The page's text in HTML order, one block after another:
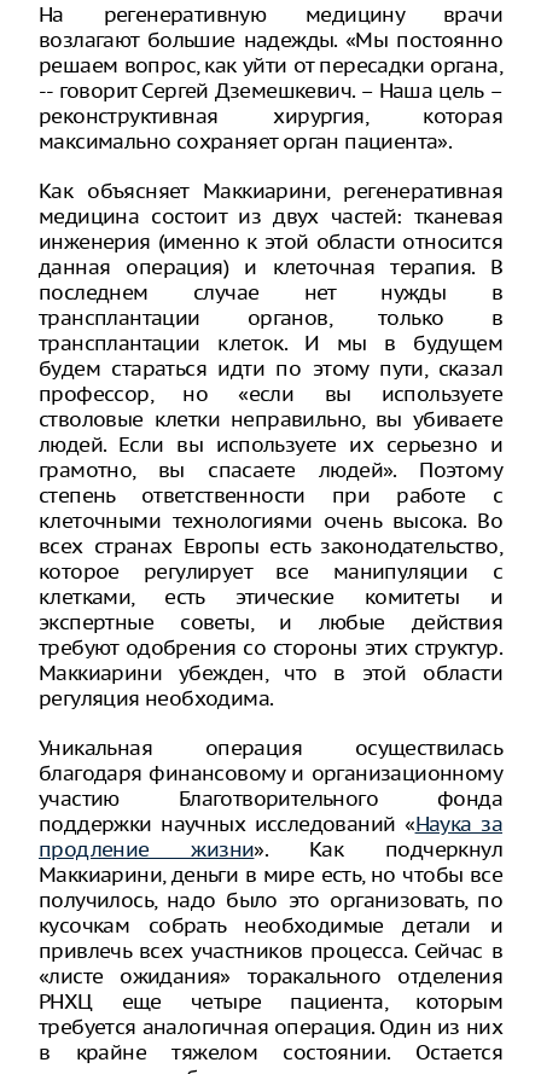
На регенеративную медицину врачи
возлагают большие надежды. «Мы постоянно
решаем вопрос, как уйти от пересадки органа,
-- говорит Сергей Дземешкевич. – Наша цель –
реконструктивная хирургия, которая
максимально сохраняет орган пациента».
Как объясняет Маккиарини, регенеративная
медицина состоит из двух частей: тканевая
инженерия (именно к этой области относится
данная операция) и клеточная терапия. В
последнем случае нет нужды в
трансплантации органов, только в
трансплантации клеток. И мы в будущем
будем стараться идти по этому пути, сказал
профессор, но «если вы используете
стволовые клетки неправильно, вы убиваете
людей. Если вы используете их серьезно и
грамотно, вы спасаете людей». Поэтому
степень ответственности при работе с
клеточными технологиями очень высока. Во
всех странах Европы есть законодательство,
которое регулирует все манипуляции с
клетками, есть этические комитеты и
экспертные советы, и любые действия
требуют одобрения со стороны этих структур.
Маккиарини убежден, что в этой области
регуляция необходима.
Уникальная операция осуществилась
благодаря финансовому и организационному
участию Благотворительного фонда
поддержки научных исследований «Наука за
продление жизни». Как подчеркнул
Маккиарини, деньги в мире есть, но чтобы все
получилось, надо было это организовать, по
кусочкам собрать необходимые детали и
привлечь всех участников процесса. Сейчас в
«листе ожидания» торакального отделения
РНХЦ еще четыре пациента, которым
требуется аналогичная операция. Один из них
в крайне тяжелом состоянии. Остается